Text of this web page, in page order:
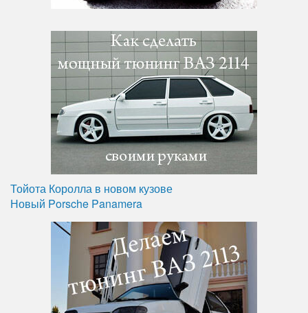
Тойота Королла в новом кузове
Новый Porsche Panamera